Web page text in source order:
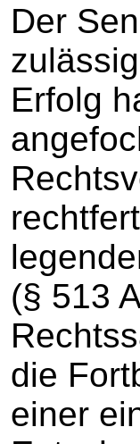
Der
Erfolg
(§ 513
die
einer